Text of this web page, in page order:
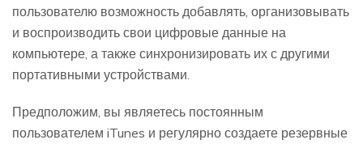
пользователю возможность добавлять, организовывать
и воспроизводить свои цифровые данные на
компьютере, а также синхронизировать их с другими
портативными устройствами.
Предположим, вы являетесь постоянным
пользователем iTunes и регулярно создаете резервные